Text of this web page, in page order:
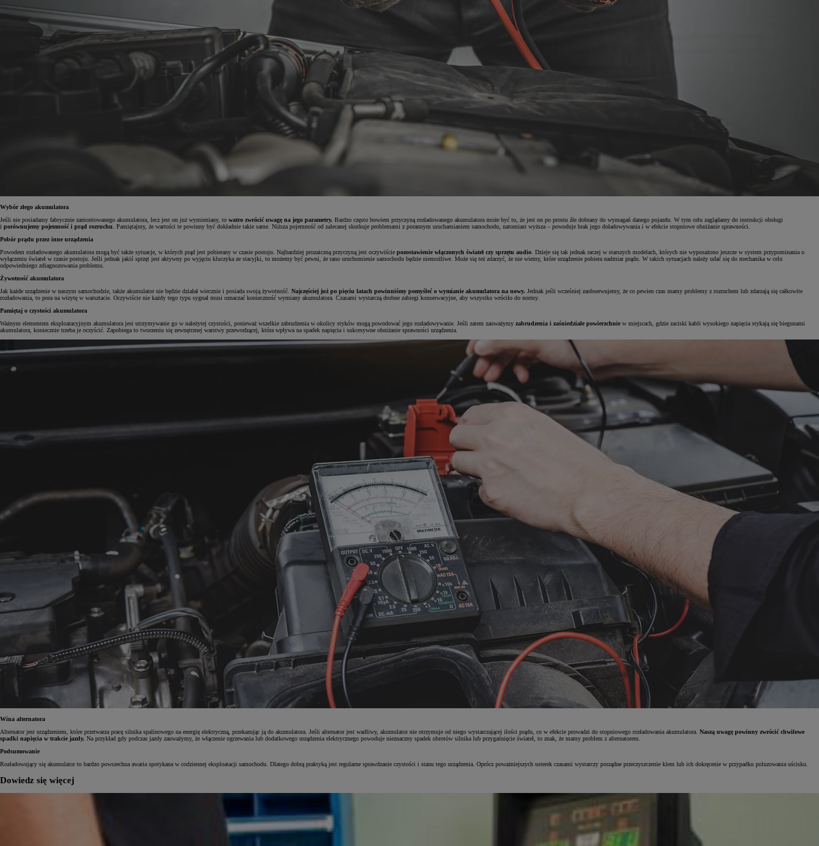
Wybór złego akumulatora
Jeśli nie posiadamy fabrycznie zamontowanego akumulatora, lecz jest on już wymieniany, to watro zwrócić uwagę na jego parametry. Bardzo często bowiem przyczyną rozładowanego akumulatora może być to, że jest on po prostu źle dobrany do wymagań danego pojazdu. W tym celu zaglądamy do instrukcji obsługi
i porównujemy pojemność i prąd rozruchu. Pamiętajmy, że wartości te powinny być dokładnie takie same. Niższa pojemność od zalecanej skutkuje problemami z porannym uruchamianiem samochodu, natomiast wyższa – powoduje brak jego doładowywania i w efekcie stopniowe obniżanie sprawności.
Pobór prądu przez inne urządzenia
Powodem rozładowanego akumulatora mogą być także sytuacje, w których prąd jest pobierany w czasie postoju. Najbardziej prozaiczną przyczyną jest oczywiście pozostawienie włączonych świateł czy sprzętu audio. Dzieje się tak jednak raczej w starszych modelach, których nie wyposażono jeszcze w system przypominania o
wyłączeniu świateł w czasie postoju. Jeśli jednak jakiś sprzęt jest aktywny po wyjęciu kluczyka ze stacyjki, to możemy być pewni, że rano uruchomienie samochodu będzie niemożliwe. Może się też zdarzyć, że nie wiemy, które urządzenie pobiera nadmiar prądu. W takich sytuacjach należy udać się do mechanika w celu
odpowiedniego zdiagnozowania problemu.
Żywotność akumulatora
Jak każde urządzenie w naszym samochodzie, także akumulator nie będzie działał wiecznie i posiada swoją żywotność. Najczęściej już po pięciu latach powinniśmy pomyśleć o wymianie akumulatora na nowy. Jednak jeśli wcześniej zaobserwujemy, że co pewien czas mamy problemy z rozruchem lub zdarzają się całkowite
rozładowania, to pora na wizytę w warsztacie. Oczywiście nie każdy tego typu sygnał musi oznaczać konieczność wymiany akumulatora. Czasami wystarczą drobne zabiegi konserwacyjne, aby wszystko wróciło do normy.
Pamiętaj o czystości akumulatora
Ważnym elementem eksploatacyjnym akumulatora jest utrzymywanie go w należytej czystości, ponieważ wszelkie zabrudzenia w okolicy styków mogą powodować jego rozładowywanie. Jeśli zatem zauważymy zabrudzenia i zaśniedziałe powierzchnie w miejscach, gdzie zaciski kabli wysokiego napięcia stykają się biegunami
akumulatora, koniecznie trzeba je oczyścić. Zapobiega to tworzeniu się zewnętrznej warstwy przewodzącej, która wpływa na spadek napięcia i sukcesywne obniżanie sprawności urządzenia.
Wina alternatora
Alternator jest urządzeniem, które przetwarza pracę silnika spalinowego na energię elektryczną, przekazując ją do akumulatora. Jeśli alternator jest wadliwy, akumulator nie otrzymuje od niego wystarczającej ilości prądu, co w efekcie prowadzi do stopniowego rozładowania akumulatora. Naszą uwagę powinny zwrócić chwilowe
spadki napięcia w trakcie jazdy. Na przykład gdy podczas jazdy zauważymy, że włączenie ogrzewania lub dodatkowego urządzenia elektrycznego powoduje nieznaczny spadek obrotów silnika lub przygaśnięcie świateł, to znak, że mamy problem z alternatorem.
Podsumowanie
Rozładowujący się akumulator to bardzo powszechna awaria spotykana w codziennej eksploatacji samochodu. Dlatego dobrą praktyką jest regularne sprawdzanie czystości i stanu tego urządzenia. Oprócz poważniejszych usterek czasami wystarczy porządne przeczyszczenie klem lub ich dokręcenie w przypadku poluzowania uścisku.
Dowiedz się więcej